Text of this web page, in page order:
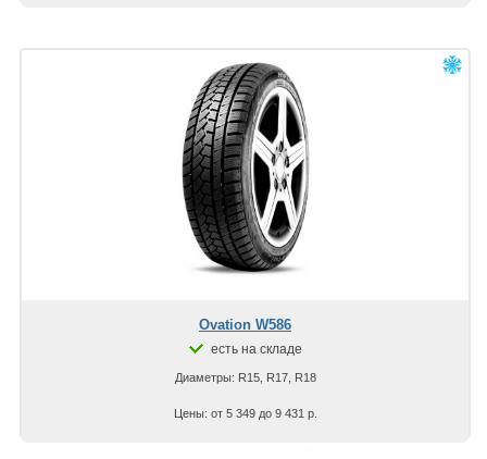
Ovation W586
есть на складе
Диаметры: R15, R17, R18
Цены: от 5 349 до 9 431 р.